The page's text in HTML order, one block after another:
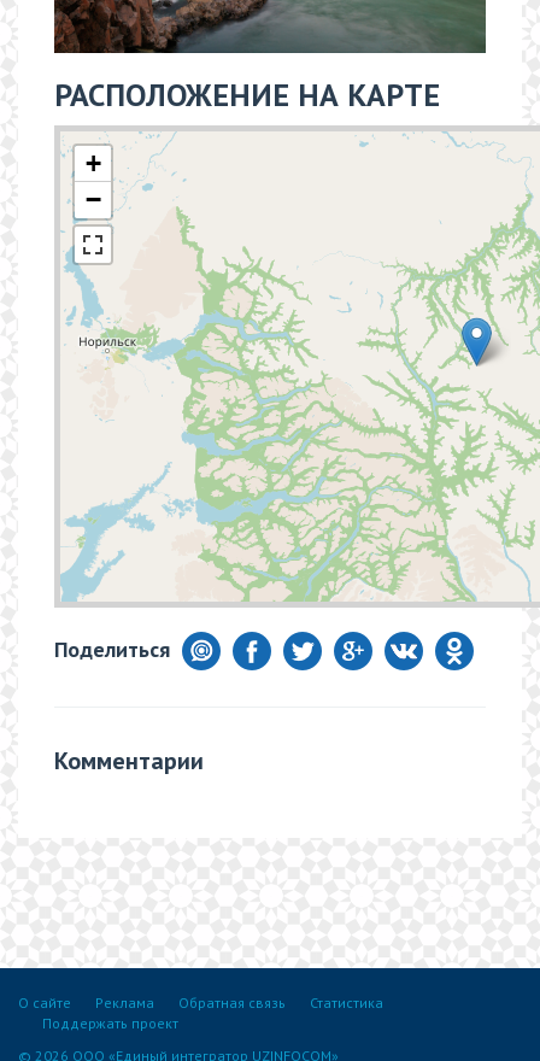
РАСПОЛОЖЕНИЕ НА КАРТЕ
+
−
Поделиться
Комментарии
О сайте Реклама Обратная связь
Статистика
Поддержать проект
© 2026 ООО «Единый интегратор UZINFOCOM»